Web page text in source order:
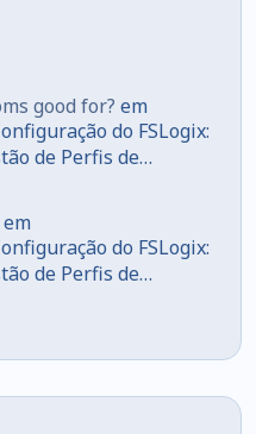
good for? em
do FSLogix:
de Perfis de
VDI
em
do FSLogix:
de Perfis de
VDI